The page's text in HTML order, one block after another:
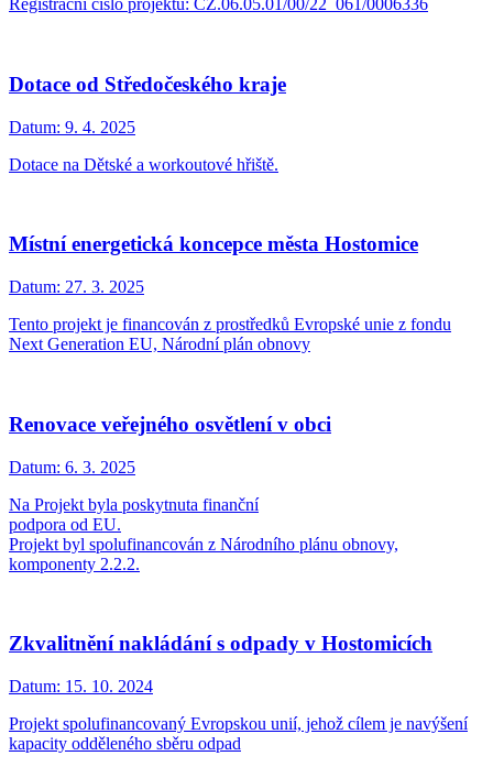
Registrační číslo projektu: CZ.06.05.01/00/22_061/0006336
Dotace od Středočeského kraje
Datum: 9. 4. 2025
Dotace na Dětské a workoutové hřiště.
Místní energetická koncepce města Hostomice
Datum: 27. 3. 2025
Tento projekt je financován z prostředků Evropské unie z fondu
Next Generation EU, Národní plán obnovy
Renovace veřejného osvětlení v obci
Datum: 6. 3. 2025
Na Projekt byla poskytnuta finanční
podpora od EU.
Projekt byl spolufinancován z Národního plánu obnovy,
komponenty 2.2.2.
Zkvalitnění nakládání s odpady v Hostomicích
Datum: 15. 10. 2024
Projekt spolufinancovaný Evropskou unií, jehož cílem je navýšení
kapacity odděleného sběru odpad